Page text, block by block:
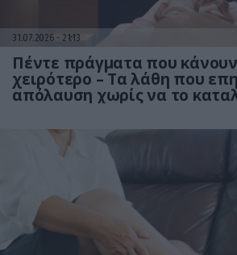
31.07.2026 21:13
Πέντε πράγματα που
χειρότερο – Τα λάθη που
απόλαυση χωρίς να το